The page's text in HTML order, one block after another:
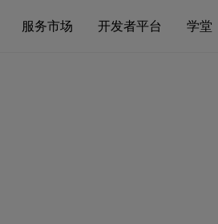
服务市场 开发者平台 学堂